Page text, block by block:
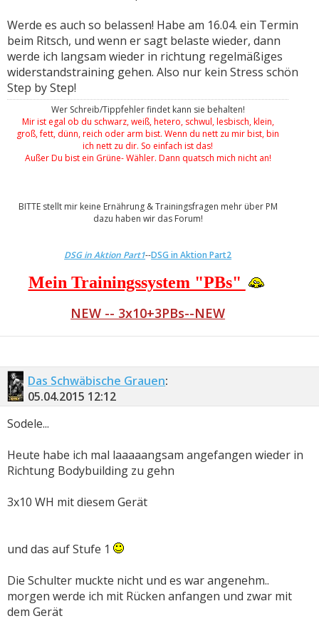
Werde es auch so belassen! Habe am 16.04. ein Termin
beim Ritsch, und wenn er sagt belaste wieder, dann
werde ich langsam wieder in richtung regelmäßiges
widerstandstraining gehen. Also nur kein Stress schön
Step by Step!
Wer Schreib/Tippfehler findet kann sie behalten!
Mir ist egal ob du schwarz, weiß, hetero, schwul, lesbisch, klein,
groß, fett, dünn, reich oder arm bist. Wenn du nett zu mir bist, bin
ich nett zu dir. So einfach ist das!
Außer Du bist ein Grüne- Wähler. Dann quatsch mich nicht an!
BITTE stellt mir keine Ernährung & Trainingsfragen mehr über PM
dazu haben wir das Forum!
DSG in Aktion Part1--DSG in Aktion Part2
Mein Trainingssystem "PBs"
NEW -- 3x10+3PBs--NEW
Das Schwäbische Grauen:
05.04.2015 12:12
Sodele...
Heute habe ich mal laaaaangsam angefangen wieder in
Richtung Bodybuilding zu gehn
3x10 WH mit diesem Gerät
und das auf Stufe 1
Die Schulter muckte nicht und es war angenehm..
morgen werde ich mit Rücken anfangen und zwar mit
dem Gerät